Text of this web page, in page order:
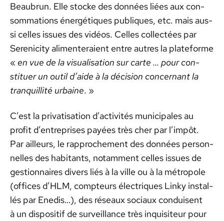
Beaubrun. Elle stocke des don­nées liées aux con­
som­ma­tions énergé­tiques publiques, etc. mais aus­
si celles issues des vidéos. Celles col­lec­tées par
Serenic­i­ty ali­menteraient entre autres la plate­forme
« en vue de la visu­al­i­sa­tion sur carte … pour con­
stituer un out­il d’aide à la déci­sion con­cer­nant la
tran­quil­lité urbaine. »
C’est la pri­vati­sa­tion d’activités munic­i­pales au
prof­it d’entreprises payées très cher par l’impôt.
Par ailleurs, le rap­proche­ment des don­nées per­son­
nelles des habi­tants, notam­ment celles issues de
ges­tion­naires divers liés à la ville ou à la métro­pole
(offices d’HLM, comp­teurs élec­triques Linky instal­
lés par Enedis…), des réseaux soci­aux con­duisent
à un dis­posi­tif de sur­veil­lance très inquisi­teur pour